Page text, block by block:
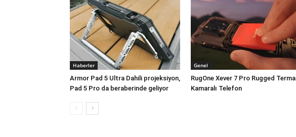
Haberler
Armor Pad 5 Ultra Dahili projeksiyon,
Pad 5 Pro da beraberinde geliyor
Genel
RugOne Xever 7 Pro Rugged Termal
Kamaralı Telefon